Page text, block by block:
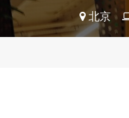
北京